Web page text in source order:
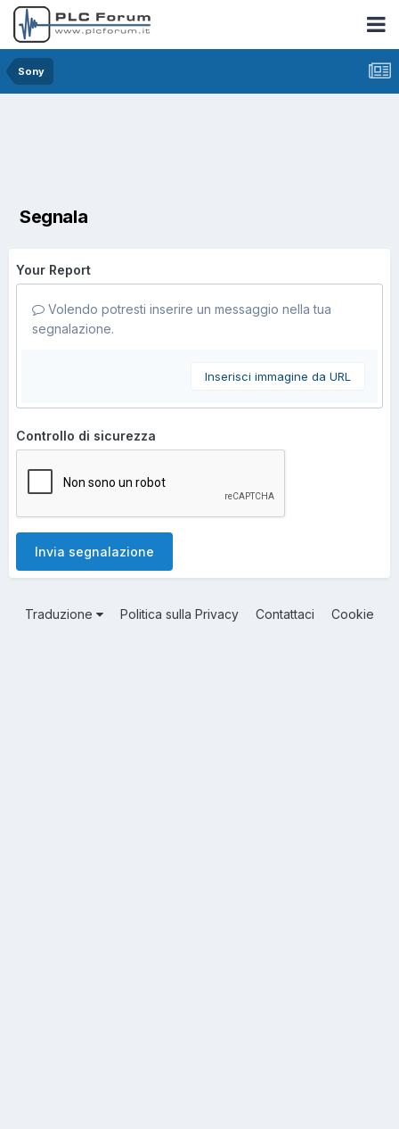
Sony
Segnala
Your Report
Volendo potresti inserire un messaggio nella tua
segnalazione.
Inserisci immagine da URL
Controllo di sicurezza
Invia segnalazione
Traduzione Politica sulla Privacy Contattaci Cookie